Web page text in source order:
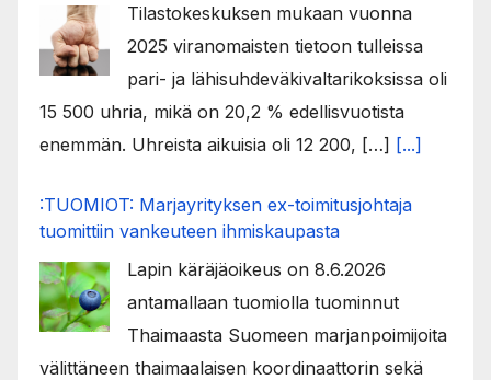
Tilastokeskuksen mukaan vuonna
2025 viranomaisten tietoon tulleissa
pari- ja lähisuhdeväkivaltarikoksissa oli
15 500 uhria, mikä on 20,2 % edellisvuotista
enemmän. Uhreista aikuisia oli 12 200, […] [...]
:TUOMIOT: Marjayrityksen ex-toimitusjohtaja
tuomittiin vankeuteen ihmiskaupasta
Lapin käräjäoikeus on 8.6.2026
antamallaan tuomiolla tuominnut
Thaimaasta Suomeen marjanpoimijoita
välittäneen thaimaalaisen koordinaattorin sekä